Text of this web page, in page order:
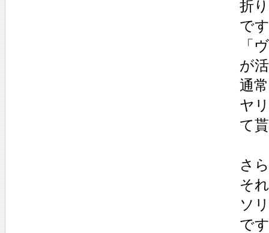
折
で
「
が
通
ヤ
て
さ
そ
ソ
で